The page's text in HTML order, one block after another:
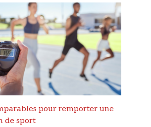
pour remporter une
de sport